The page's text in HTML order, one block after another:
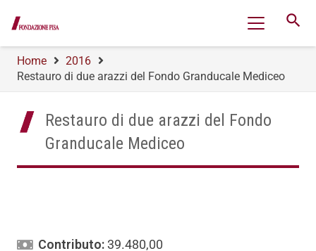
search
Home
2016
Restauro di due arazzi del Fondo Granducale Mediceo
Restauro di due arazzi del Fondo
Granducale Mediceo
Contributo:39.480,00